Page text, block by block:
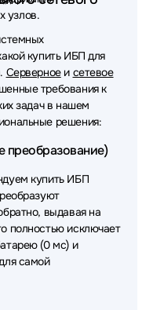
(ИБП - UPS)
(ИБП - UPS) ITK
(ИБП - UPS)
(ИБП - UPS)
(ИБП - UPS)
(ИБП - UPS)
узлов.
купить ИБП для
Серверноеи сетевое
требования к
задач в нашем
решения:
преобразование)
купить ИБП
выдавая на
полностью исключает
(0 мс) и
самой